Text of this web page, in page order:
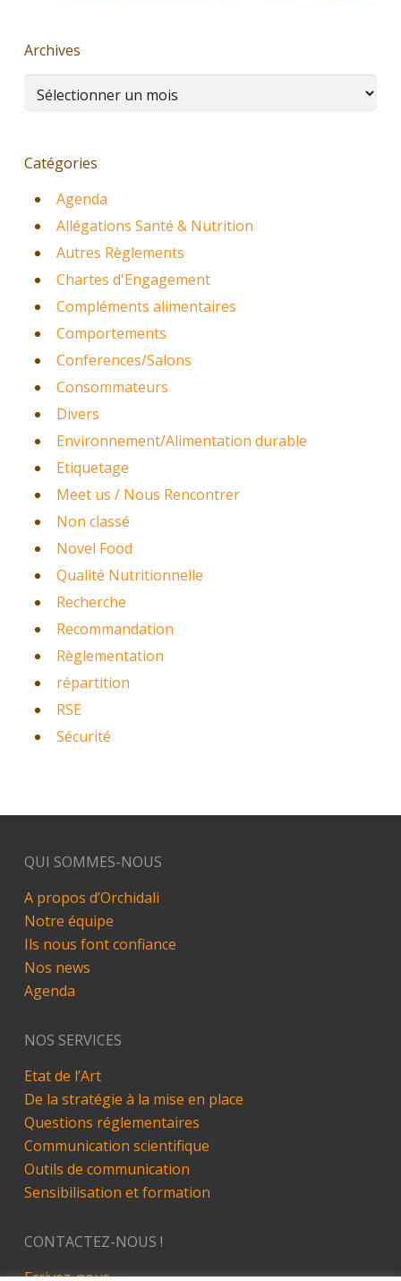
Archives
Archives
Catégories
Agenda
Allégations Santé & Nutrition
Autres Règlements
Chartes d'Engagement
Compléments alimentaires
Comportements
Conferences/Salons
Consommateurs
Divers
Environnement/Alimentation durable
Etiquetage
Meet us / Nous Rencontrer
Non classé
Novel Food
Qualité Nutritionnelle
Recherche
Recommandation
Règlementation
répartition
RSE
Sécurité
QUI SOMMES-NOUS
A propos d’Orchidali
Notre équipe
Ils nous font confiance
Nos news
Agenda
NOS SERVICES
Etat de l’Art
De la stratégie à la mise en place
Questions réglementaires
Communication scientifique
Outils de communication
Sensibilisation et formation
CONTACTEZ-NOUS !